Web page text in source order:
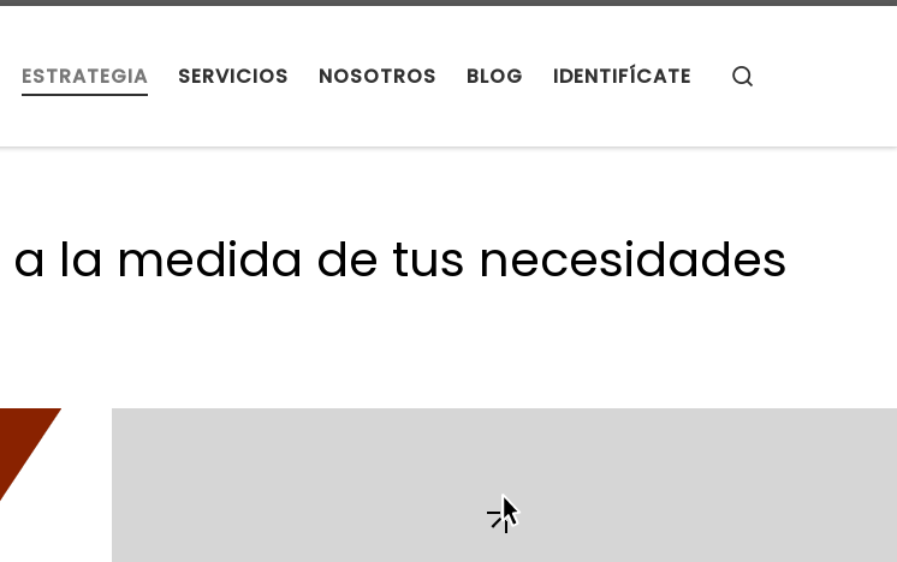
ESTRATEGIA SERVICIOS NOSOTROS BLOG IDENTIFÍCATE
a la medida de tus necesidades